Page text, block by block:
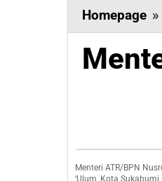
Homepage »
Menteri ATR/BPN
‘Ulum, Kota